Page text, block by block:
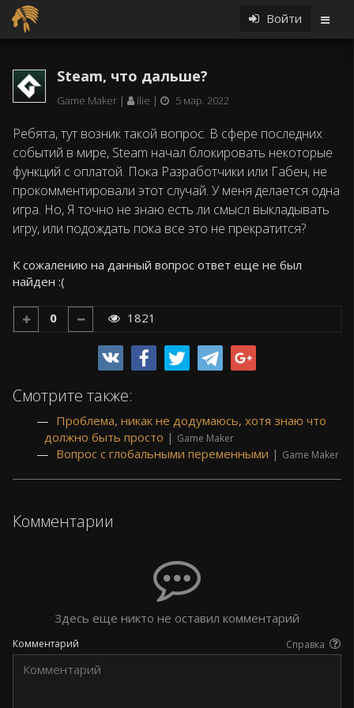
Войти
Steam, что дальше?
Game Maker Ilie 5 мар. 2022
Ребята, тут возник такой вопрос. В сфере последних
событий в мире, Steam начал блокировать некоторые
функций с оплатой. Пока Разработчики или Габен, не
прокомментировали этот случай. У меня делается одна
игра. Но, Я точно не знаю есть ли смысл выкладывать
игру, или подождать пока все это не прекратится?
Ответ
К сожалению на данный вопрос ответ еще не был
найден :(
0 1821
Смотрите также:
Проблема, никак не додумаюсь, хотя знаю что
должно быть просто | Game Maker
Вопрос с глобальными переменными | Game Maker
Комментарии
Здесь еще никто не оставил комментарий
Комментарий Справка